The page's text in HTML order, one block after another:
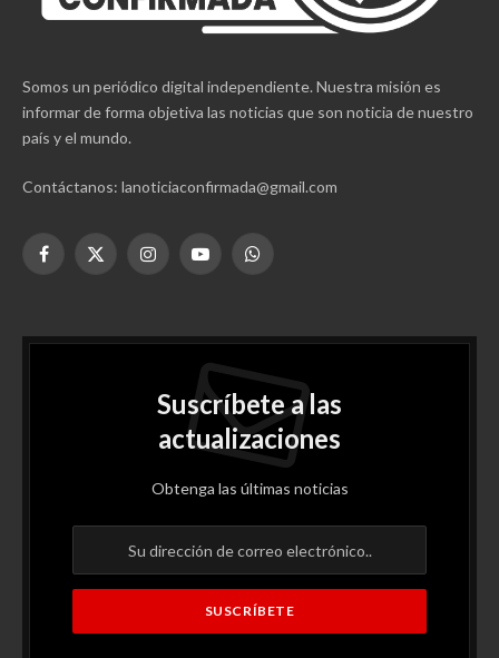
Somos un periódico digital independiente. Nuestra misión es
informar de forma objetiva las noticias que son noticia de nuestro
país y el mundo.
Contáctanos: lanoticiaconfirmada@gmail.com
Facebook
X
InstagramYouTubeWhatsApp
Suscríbete a las
actualizaciones
Obtenga las últimas noticias